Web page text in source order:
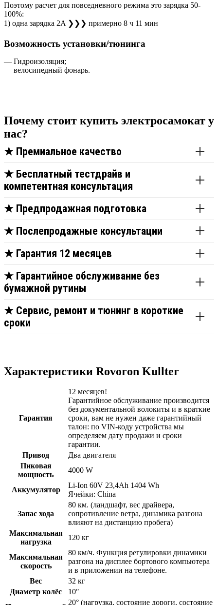
Поэтому расчет для повседневного режима это зарядка 50-
100%:
1) одна зарядка 2A ❯❯❯ примерно 8 ч 11 мин
Возможность установки/тюнинга
— Гидроизоляция;
— велосипедный фонарь.
Почему стоит купить электросамокат у
нас?
★ Премиальное качество
★ Бесплатный тестдрайв и
компетентная консультация
★ Предпродажная подготовка
★ Послепродажные консультации
★ Гарантия 12 месяцев
★ Гарантийное обслуживание без
бумажной рутины
★ Сервис, ремонт и тюнинг в короткие
сроки
Характеристики Rovoron Kullter
Гарантия
12 месяцев!
Гарантийное обслуживание производится
без документальной волокиты и в краткие
сроки, вам не нужен даже гарантийный
талон: по VIN-коду устройства мы
определяем дату продажи и сроки
гарантии.
Привод
Два двигателя
Пиковая
мощность
4000 W
Аккумулятор
Li-Ion 60V 23,4Ah 1404 Wh
Ячейки: China
Запас хода
80 км. (ландшафт, вес драйвера,
сопротивление ветра, динамика разгона
влияют на дистанцию пробега)
Максимальная
нагрузка
120 кг
Максимальная
скорость
80 км/ч. Функция регулировки динамики
разгона на дисплее бортового компьютера
и в приложении на телефоне.
Вес
32 кг
Диаметр колёс
10″
20° (нагрузка, состояние дороги, состояние